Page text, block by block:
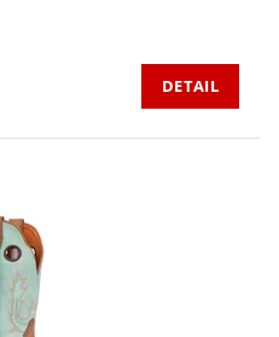
DETAIL